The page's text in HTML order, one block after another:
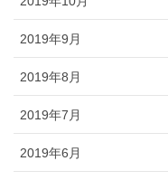
2019年9月
2019年8月
2019年7月
2019年6月